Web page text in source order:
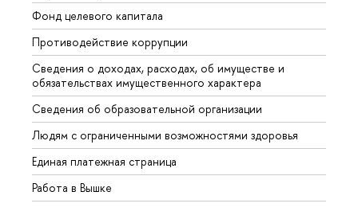
Фонд целевого капитала
Противодействие коррупции
Сведения о доходах, расходах, об имуществе и
обязательствах имущественного характера
Сведения об образовательной организации
Людям с ограниченными возможностями здоровья
Единая платежная страница
Работа в Вышке